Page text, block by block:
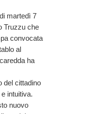
martedì 7
Truzzu che
convocata
al
ha
del cittadino
intuitiva.
nuovo